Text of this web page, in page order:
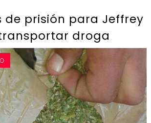
de prisión para Jeffrey
droga